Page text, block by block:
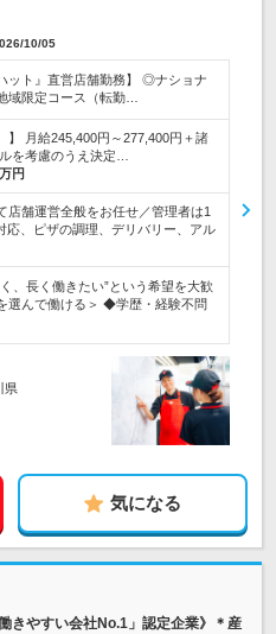
10/05
ット』直営店舗勤務】 ◎ナショナ
域限定コース（転勤…
】 月給245,400円～277,400円＋諸
を考慮のうえ決定…
円
店舗運営全般をお任せ／管理者は1
応、ピザの調理、デリバリー、アル
、長く働きたい”という希望を大歓
選んで働ける＞ ◆学歴・経験不問
県
気になる
きやすい会社No.1」認定企業》＊産